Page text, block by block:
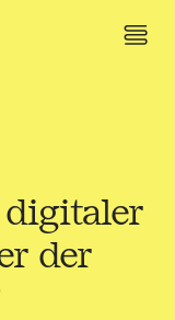
digitaler
der